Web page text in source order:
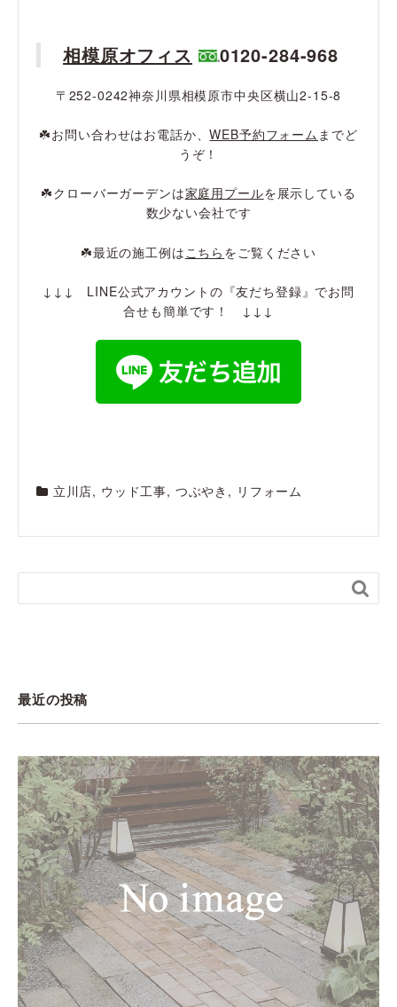
相模原オフィス 0120-284-968
〒252-0242神奈川県相模原市中央区横山2-15-8
☘️お問い合わせはお電話か、WEB予約フォーム までど
うぞ！
☘️クローバーガーデンは家庭用プールを展示している
数少ない会社です
☘️最近の施工例は こちら をご覧ください
↓↓↓ LINE公式アカウントの『友だち登録』でお問
合せも簡単です！ ↓↓↓
立川店, ウッド工事, つぶやき , リフォーム

最近の投稿